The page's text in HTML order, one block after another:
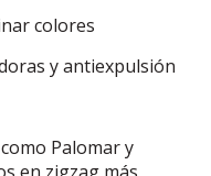
colores
y antiexpulsión
Palomar y